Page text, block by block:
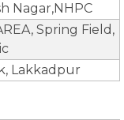
Nagar,NHPC
Spring Field,
Lakkadpur